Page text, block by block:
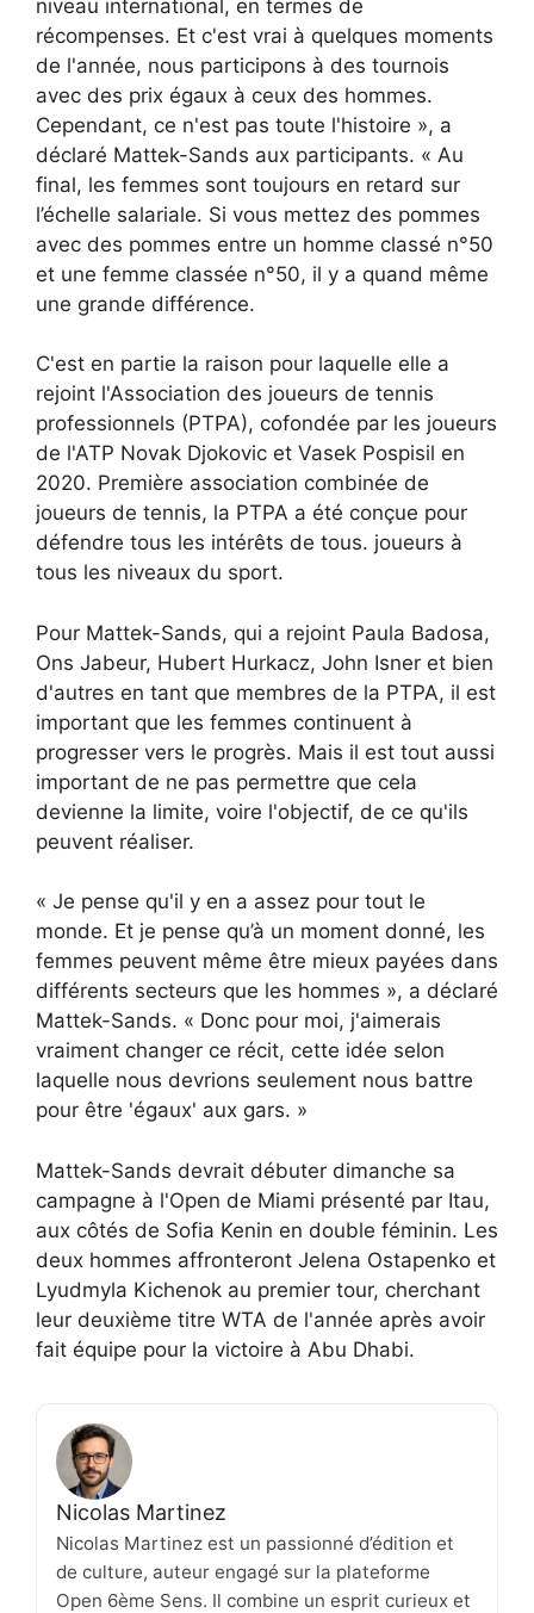
niveau international, en termes de
récompenses. Et c'est vrai à quelques moments
de l'année, nous participons à des tournois
avec des prix égaux à ceux des hommes.
Cependant, ce n'est pas toute l'histoire », a
déclaré Mattek-Sands aux participants. « Au
final, les femmes sont toujours en retard sur
l’échelle salariale. Si vous mettez des pommes
avec des pommes entre un homme classé n°50
et une femme classée n°50, il y a quand même
une grande différence.
C'est en partie la raison pour laquelle elle a
rejoint l'Association des joueurs de tennis
professionnels (PTPA), cofondée par les joueurs
de l'ATP Novak Djokovic et Vasek Pospisil en
2020. Première association combinée de
joueurs de tennis, la PTPA a été conçue pour
défendre tous les intérêts de tous. joueurs à
tous les niveaux du sport.
Pour Mattek-Sands, qui a rejoint Paula Badosa,
Ons Jabeur, Hubert Hurkacz, John Isner et bien
d'autres en tant que membres de la PTPA, il est
important que les femmes continuent à
progresser vers le progrès. Mais il est tout aussi
important de ne pas permettre que cela
devienne la limite, voire l'objectif, de ce qu'ils
peuvent réaliser.
« Je pense qu'il y en a assez pour tout le
monde. Et je pense qu’à un moment donné, les
femmes peuvent même être mieux payées dans
différents secteurs que les hommes », a déclaré
Mattek-Sands. « Donc pour moi, j'aimerais
vraiment changer ce récit, cette idée selon
laquelle nous devrions seulement nous battre
pour être 'égaux' aux gars. »
Mattek-Sands devrait débuter dimanche sa
campagne à l'Open de Miami présenté par Itau,
aux côtés de Sofia Kenin en double féminin. Les
deux hommes affronteront Jelena Ostapenko et
Lyudmyla Kichenok au premier tour, cherchant
leur deuxième titre WTA de l'année après avoir
fait équipe pour la victoire à Abu Dhabi.
Nicolas Martinez
Nicolas Martinez est un passionné d’édition et
de culture, auteur engagé sur la plateforme
Open 6ème Sens. Il combine un esprit curieux et